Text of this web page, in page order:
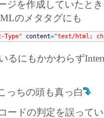
ジを作成していたと
のメタタグにも
Type" content="text/html;
るにもかかわらず
っちの頭も真っ白
ードの判定を誤って